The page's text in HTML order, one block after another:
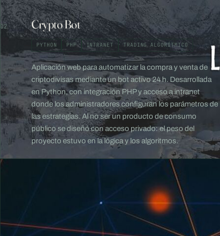
02 Crypto Bot
PYTHON PHP INTRANET TRADING ALGORÍTMICO
Aplicación web para automatizar la compra y venta de
criptodivisas mediante un bot activo 24 h. Desarrollada
en Python, con integración PHP y acceso a intranet
donde los administradores configuran los parámetros de
las estrategias. Al no ser un producto de consumo
público se diseñó con acceso privado: el peso del
proyecto estuvo en la lógica y los algoritmos.